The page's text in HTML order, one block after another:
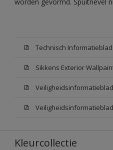
Technisch
Kleurcollectie